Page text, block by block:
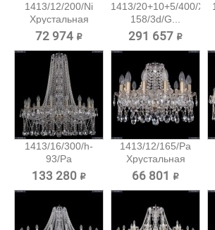
1413/12/200/Ni
Хрустальная
подвесная...
72 974 ₽
1413/20+10+5/400/XL-
158/3d/G...
291 657 ₽
1413/16/300/h-
93/Pa
Хрустальная...
133 280 ₽
1413/12/165/Pa
Хрустальная
подвесная...
66 801 ₽